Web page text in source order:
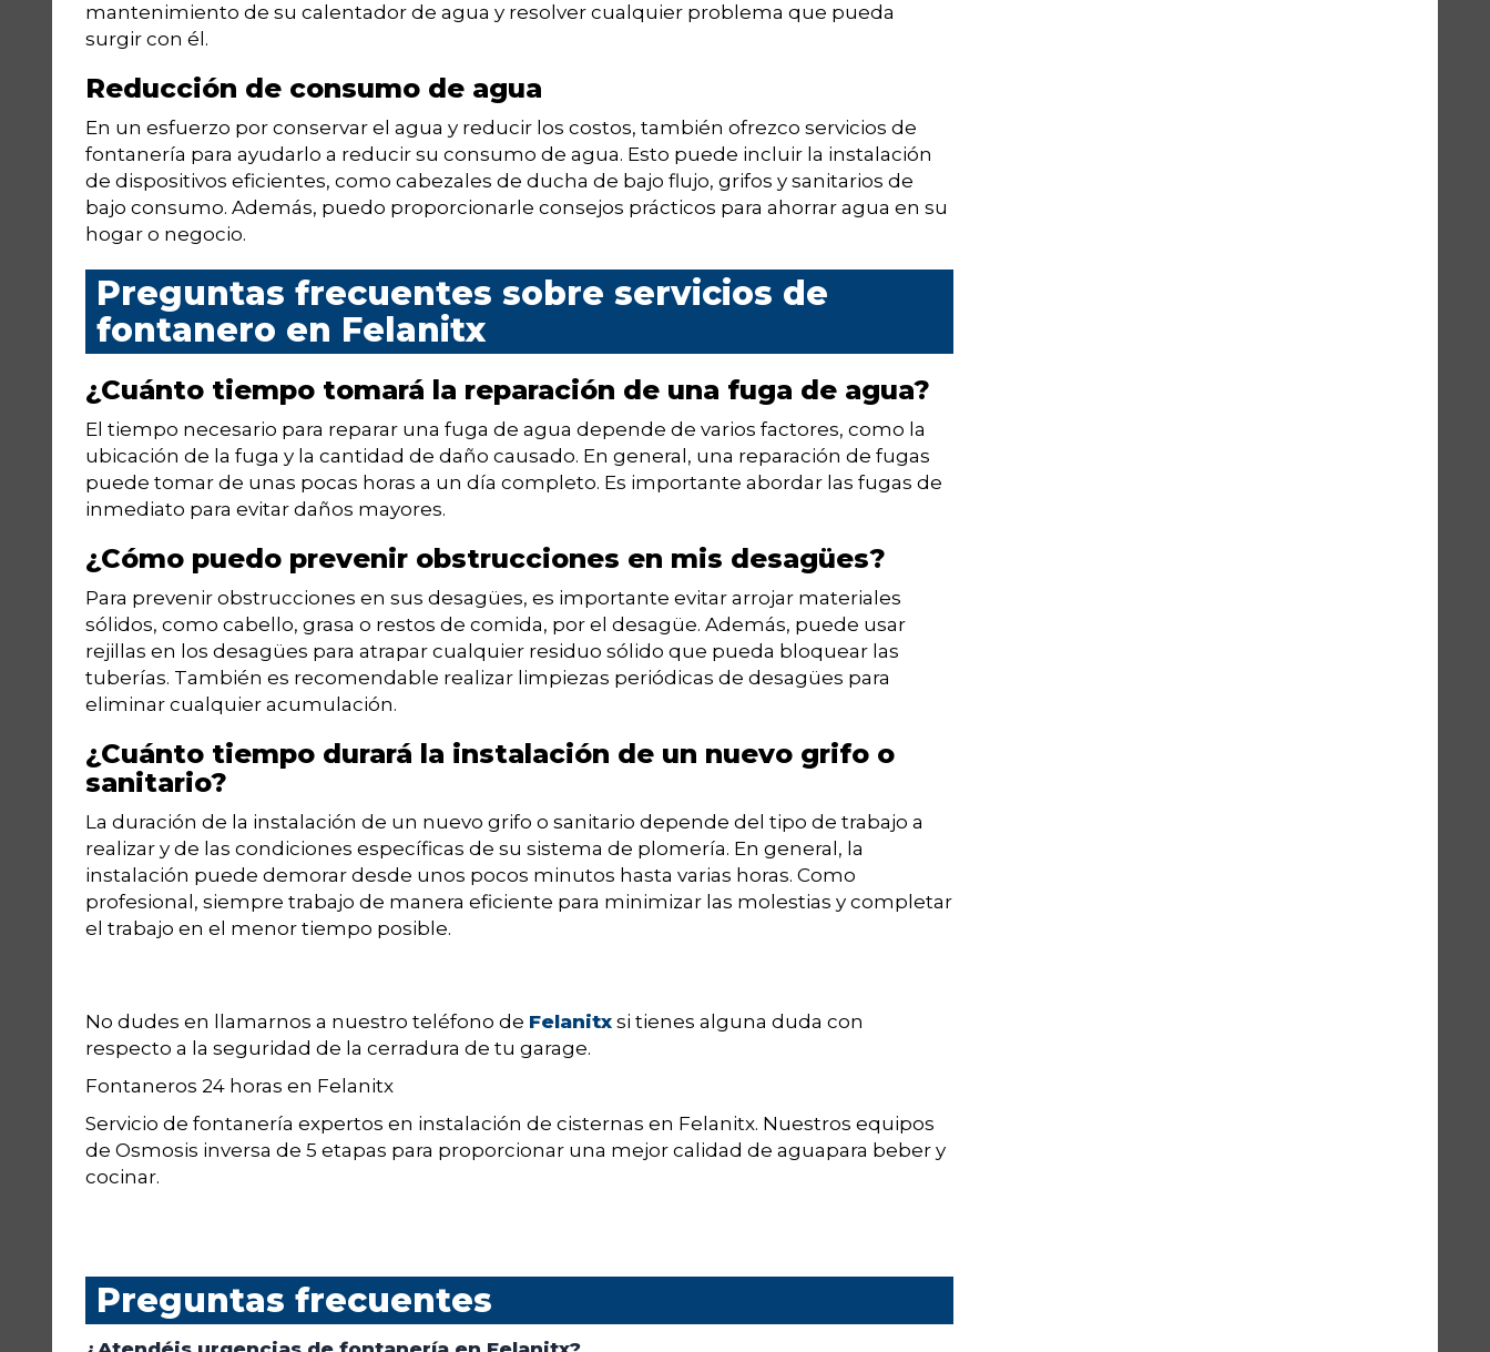
mantenimiento de su calentador de agua y resolver cualquier problema que pueda
surgir con él.
Reducción de consumo de agua
En un esfuerzo por conservar el agua y reducir los costos, también ofrezco servicios de
fontanería para ayudarlo a reducir su consumo de agua. Esto puede incluir la instalación
de dispositivos eficientes, como cabezales de ducha de bajo flujo, grifos y sanitarios de
bajo consumo. Además, puedo proporcionarle consejos prácticos para ahorrar agua en su
hogar o negocio.
Preguntas frecuentes sobre servicios de
fontanero en Felanitx
¿Cuánto tiempo tomará la reparación de una fuga de agua?
El tiempo necesario para reparar una fuga de agua depende de varios factores, como la
ubicación de la fuga y la cantidad de daño causado. En general, una reparación de fugas
puede tomar de unas pocas horas a un día completo. Es importante abordar las fugas de
inmediato para evitar daños mayores.
¿Cómo puedo prevenir obstrucciones en mis desagües?
Para prevenir obstrucciones en sus desagües, es importante evitar arrojar materiales
sólidos, como cabello, grasa o restos de comida, por el desagüe. Además, puede usar
rejillas en los desagües para atrapar cualquier residuo sólido que pueda bloquear las
tuberías. También es recomendable realizar limpiezas periódicas de desagües para
eliminar cualquier acumulación.
¿Cuánto tiempo durará la instalación de un nuevo grifo o
sanitario?
La duración de la instalación de un nuevo grifo o sanitario depende del tipo de trabajo a
realizar y de las condiciones específicas de su sistema de plomería. En general, la
instalación puede demorar desde unos pocos minutos hasta varias horas. Como
profesional, siempre trabajo de manera eficiente para minimizar las molestias y completar
el trabajo en el menor tiempo posible.
No dudes en llamarnos a nuestro teléfono de Felanitx si tienes alguna duda con
respecto a la seguridad de la cerradura de tu garage.
Fontaneros 24 horas en Felanitx
Servicio de fontanería expertos en instalación de cisternas en Felanitx. Nuestros equipos
de Osmosis inversa de 5 etapas para proporcionar una mejor calidad de aguapara beber y
cocinar.
Preguntas frecuentes